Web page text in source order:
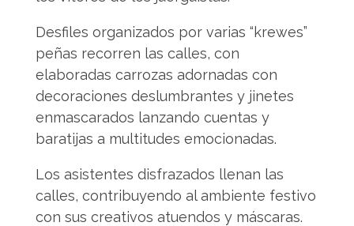
Desfiles organizados por varias “krewes”
peñas recorren las calles, con
elaboradas carrozas adornadas con
decoraciones deslumbrantes y jinetes
enmascarados lanzando cuentas y
baratijas a multitudes emocionadas.
Los asistentes disfrazados llenan las
calles, contribuyendo al ambiente festivo
con sus creativos atuendos y máscaras.